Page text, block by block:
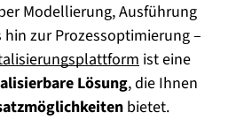
Modellierung, Ausführung
zur Prozessoptimierung –
ist eine
Lösung, die Ihnen
bietet.